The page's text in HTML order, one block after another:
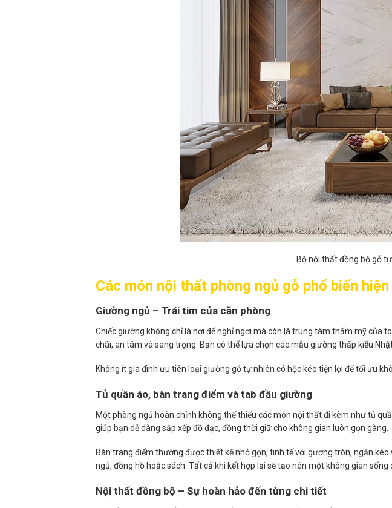
Bộ nội thất đồng bộ gỗ
Các món nội thất phòng ngủ gỗ phổ biến hiện
Giường ngủ – Trái tim của căn phòng
Chiếc giường không chỉ là nơi để nghỉ ngơi mà còn là trung tâm thẩm mỹ của
chãi, an tâm và sang trọng. Bạn có thể lựa chọn các mẫu giường thấp kiểu
Không ít gia đình ưu tiên loại giường gỗ tự nhiên có hộc kéo tiện lợi để tối ưu
Tủ quần áo, bàn trang điểm và tab đầu giường
Một phòng ngủ hoàn chỉnh không thể thiếu các món nội thất đi kèm như tủ
giúp bạn dễ dàng sắp xếp đồ đạc, đồng thời giữ cho không gian luôn gọn gàng.
Bàn trang điểm thường được thiết kế nhỏ gọn, tinh tế với gương tròn, ngăn
ngủ, đồng hồ hoặc sách. Tất cả khi kết hợp lại sẽ tạo nên một không gian sống
Nội thất đồng bộ – Sự hoàn hảo đến từng chi tiết